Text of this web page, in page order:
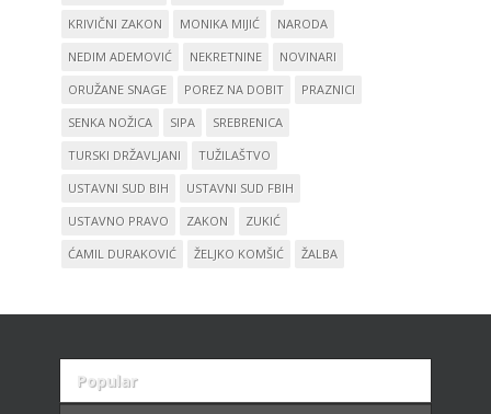
KRIVIČNI ZAKON
MONIKA MIJIĆ
NARODA
NEDIM ADEMOVIĆ
NEKRETNINE
NOVINARI
ORUŽANE SNAGE
POREZ NA DOBIT
PRAZNICI
SENKA NOŽICA
SIPA
SREBRENICA
TURSKI DRŽAVLJANI
TUŽILAŠTVO
USTAVNI SUD BIH
USTAVNI SUD FBIH
USTAVNO PRAVO
ZAKON
ZUKIĆ
ĆAMIL DURAKOVIĆ
ŽELJKO KOMŠIĆ ŽALBA
Popular